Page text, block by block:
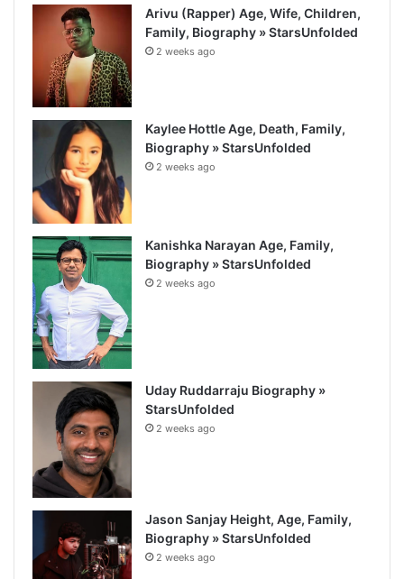
Arivu (Rapper) Age, Wife, Children,
Family, Biography » StarsUnfolded
2 weeks ago
Kaylee Hottle Age, Death, Family,
Biography » StarsUnfolded
2 weeks ago
Kanishka Narayan Age, Family,
Biography » StarsUnfolded
2 weeks ago
Uday Ruddarraju Biography »
StarsUnfolded
2 weeks ago
Jason Sanjay Height, Age, Family,
Biography » StarsUnfolded
2 weeks ago